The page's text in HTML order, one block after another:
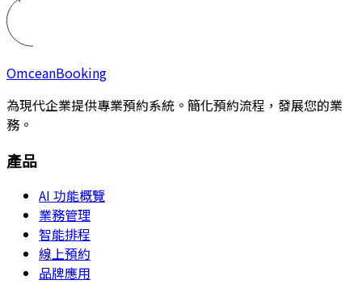
OmceanBooking
為現代企業提供專業預約系統。簡化預約流程，發展您的業
務。
產品
AI 功能概覽
業務管理
智能排程
線上預約
品牌應用